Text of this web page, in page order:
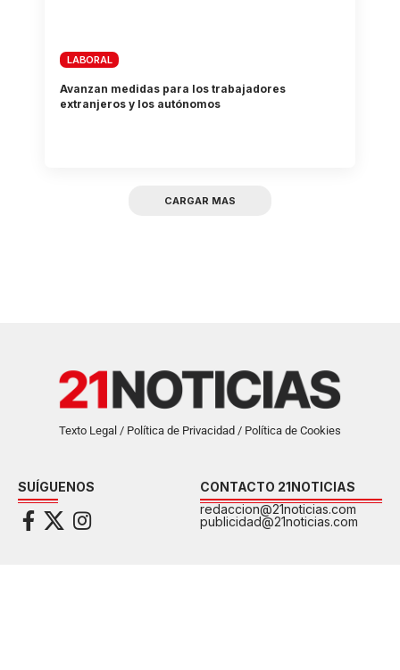
LABORAL
Avanzan medidas para los trabajadores
extranjeros y los autónomos
CARGAR MAS
Texto Legal / Política de Privacidad / Política de Cookies
SUÍGUENOS
CONTACTO 21NOTICIAS
redaccion@21noticias.com
publicidad@21noticias.com